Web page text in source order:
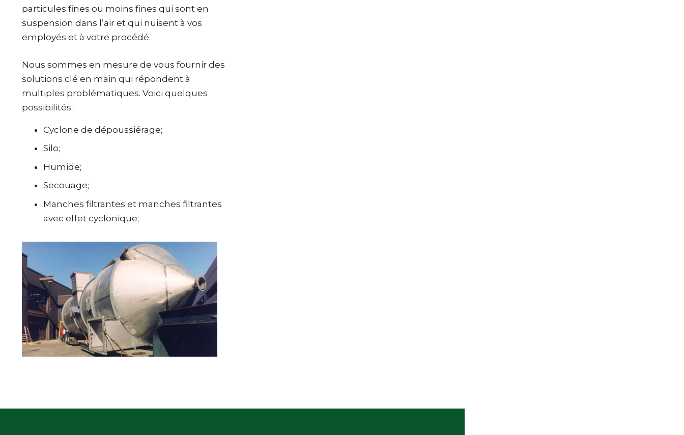
particules fines ou moins fines qui sont en
suspension dans l’air et qui nuisent à vos
employés et à votre procédé.
Nous sommes en mesure de vous fournir des
solutions clé en main qui répondent à
multiples problématiques. Voici quelques
possibilités :
Cyclone de dépoussiérage;
Silo;
Humide;
Secouage;
Manches filtrantes et manches filtrantes
avec effet cyclonique;